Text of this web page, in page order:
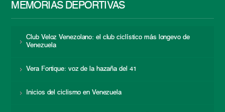
MEMORIAS DEPORTIVAS
Club Veloz Venezolano: el club ciclístico más longevo de
Venezuela
Vera Fortique: voz de la hazaña del 41
Inicios del ciclismo en Venezuela